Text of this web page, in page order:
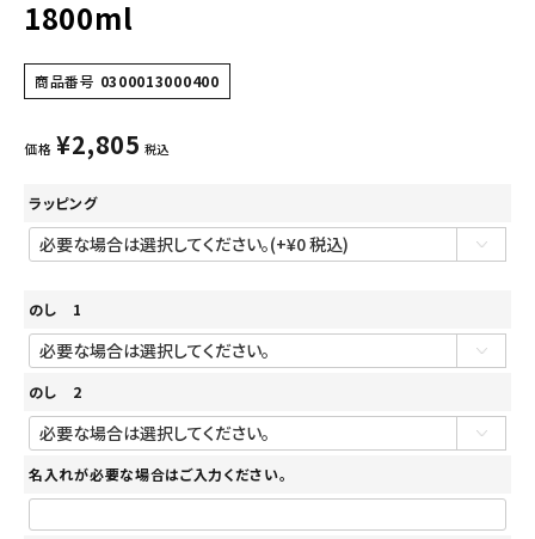
1800ml
商品番号 0300013000400
価格 ¥2,805 税込
ラッピング
のし 1
のし 2
名入れが必要な場合はご入力ください。